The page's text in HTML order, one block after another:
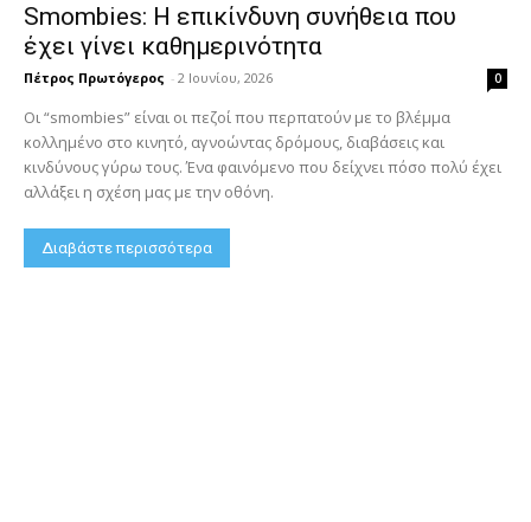
Smombies: Η επικίνδυνη συνήθεια που
έχει γίνει καθημερινότητα
Πέτρος Πρωτόγερος - 2 Ιουνίου, 2026 0
Οι “smombies” είναι οι πεζοί που περπατούν με το βλέμμα
κολλημένο στο κινητό, αγνοώντας δρόμους, διαβάσεις και
κινδύνους γύρω τους. Ένα φαινόμενο που δείχνει πόσο πολύ έχει
αλλάξει η σχέση μας με την οθόνη.
Διαβάστε περισσότερα